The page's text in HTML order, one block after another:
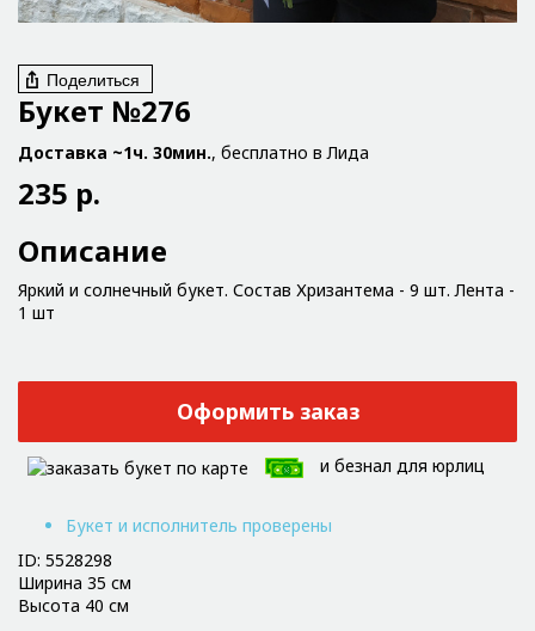
Поделиться
Букет №276
Доставка ~1ч. 30мин., бесплатно в Лида
235 р.
Описание
Яркий и солнечный букет. Состав Хризантема - 9 шт. Лента -
1 шт
Оформить заказ
и безнал для юрлиц
Букет и исполнитель проверены
ID: 5528298
Ширина 35 см
Высота 40 см